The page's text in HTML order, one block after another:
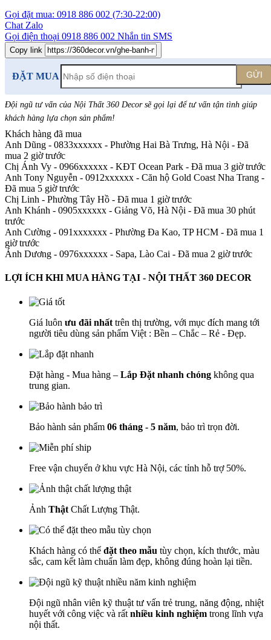
Gọi đặt mua: 0918 886 002 (7:30-22:00)
Chat Zalo
Gọi điện thoại 0918 886 002 Nhắn tin SMS
Copy link
ĐẶT MUA GỬI
Đội ngũ tư vấn của Nội Thất 360 Decor sẽ gọi lại để tư vấn tận tình giúp
khách hàng lựa chọn sản phẩm!
Khách hàng đã mua
Anh Dũng - 0833xxxxxx - Phường Hai Bà Trưng, Hà Nội - Đã
mua 2 giờ trước
Chị Ánh Vy - 0966xxxxxx - KĐT Ocean Park - Đã mua 3 giờ trước
Anh Tony Nguyễn - 0912xxxxxx - Căn hộ Gold Coast Nha Trang -
Đã mua 5 giờ trước
Chị Linh - Phường Tây Hồ - Đã mua 1 giờ trước
Anh Khánh - 0905xxxxxx - Giảng Võ, Hà Nội - Đã mua 30 phút
trước
Anh Cường - 091xxxxxxx - Phường Đa Kao, TP HCM - Đã mua 1
giờ trước
Ánh Dương - 0976xxxxxx - Sapa, Lào Cai - Đã mua 2 giờ trước
LỢI ÍCH KHI MUA HÀNG TẠI - NỘI THẤT 360 DECOR
Giá luôn ưu đãi nhất trên thị trường, với mục đích mang tới
người tiêu dùng sản phẩm Việt : Bền – Chắc – Rẻ - Đẹp.
Đặt hàng - Mua hàng – Lắp Đặt nhanh chóng không qua
trung gian.
Bảo hành sản phẩm 06 tháng - 5 năm, bảo trì trọn đời.
Free vận chuyển ở khu vực Hà Nội, các tỉnh hỗ trợ 50%.
Ảnh Thật Chất Lượng Thật.
Khách hàng có thể đặt theo mẫu tùy chọn, kích thước, màu
sắc, cam kết làm chuẩn làm đẹp, không đúng hoàn lại tiền.
Đội ngũ nhân viên kỹ thuật tư vấn trẻ trung, năng động, nhiệt
huyết với công việc và rất nhiều kinh nghiệm trong lĩnh vựa
nội thất.